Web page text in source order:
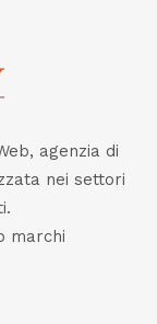
agenzia di
nei settori
marchi